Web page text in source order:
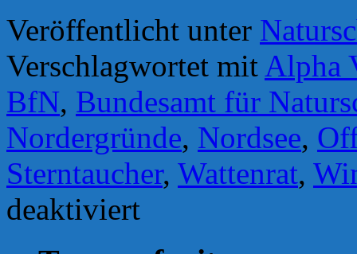
Veröffentlicht unter
Verschlagwortet mit Alpha
BfN, Bundesamt für
Nordergründe, Nordsee,
Sterntaucher, Wattenrat,
deaktiviert